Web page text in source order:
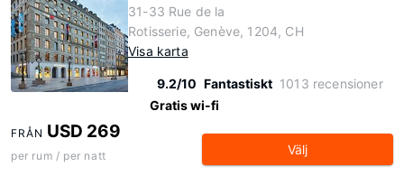
31-33 Rue de la
Rotisserie, Genève, 1204, CH
Visa karta
9.2/10 Fantastiskt 1013 recensioner
Gratis wi-fi
FRÅN USD 269
per rum / per natt Välj